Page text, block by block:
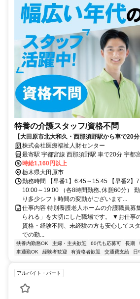
特養の介護スタッフ/資格不問
【大田原市北大和久・西那須野駅から車で20
なく働ける環境です！残業なし！
株式会社医療福祉人財センター
最寄駅 宇都宮線 西那須野駅 車で20分 宇都
時給1,160円以上
栃木県大田原市
勤務時間 【早番1】6:45～15:45 【早番2】
10:00～19:00 （各8時間勤務､休憩60分）
り多少シフト時間の変動がございます...
仕事内容 特別養護老人ホームの介護職員募
られる」を大切にした職場です。 ▼お仕事
資格・経験不問、未経験の方も安心してス
での勤...
扶養内勤務OK 主婦・主夫歓迎 60代も応募可 長期
車通勤OK
経験者歓迎 有資格者歓迎 交通費支給 日
アルバイト・パート